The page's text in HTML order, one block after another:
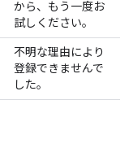
から、もう一度お
試しください。
不明な理由により
登録できませんで
した。